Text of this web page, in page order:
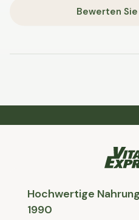
Bewerten
Hochwertige
1990